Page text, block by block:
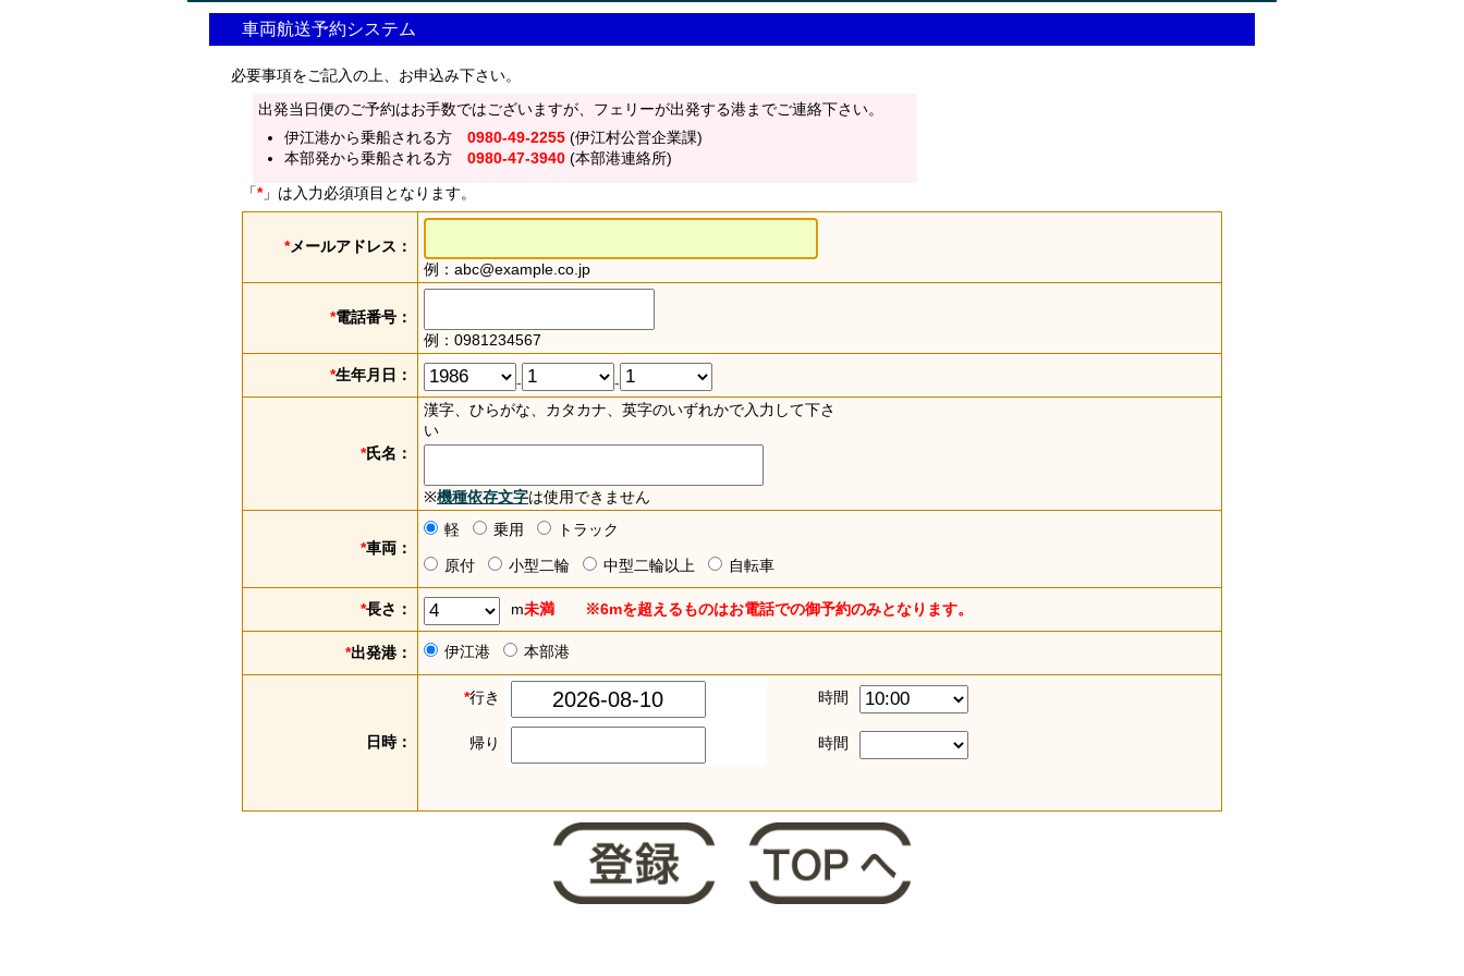
車両航送予約システム
必要事項をご記入の上、お申込み下さい。
出発当日便のご予約はお手数ではございますが、フェリーが出発する港までご連絡下さい。
伊江港から乗船される方 0980-49-2255 (伊江村公営企業課)
本部発から乗船される方 0980-47-3940 (本部港連絡所)
「*」は入力必須項目となります。
*メールアドレス：
例：abc@example.co.jp
*電話番号：
例：0981234567
*生年月日： - -
*氏名：
漢字、ひらがな、カタカナ、英字のいずれかで入力して下さ
い
※機種依存文字は使用できません
*車両：
軽 乗用 トラック
原付 小型二輪 中型二輪以上 自転車
*長さ： m未満 ※6mを超えるものはお電話での御予約のみとなります。
*出発港： 伊江港 本部港
日時：
*行き 時間
帰り 時間